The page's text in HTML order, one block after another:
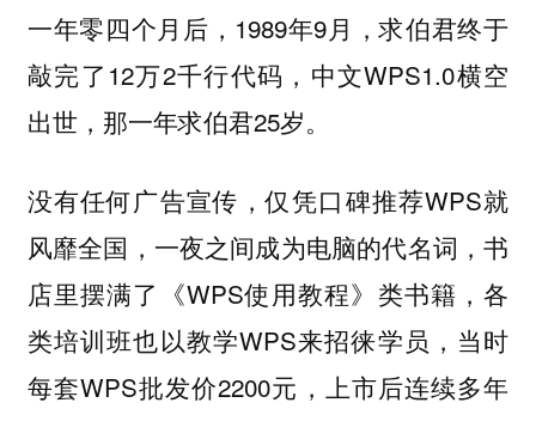
一年零四个月后，1989年9月，求伯君终于
敲完了12万2千行代码，中文WPS1.0横空
出世，那一年求伯君25岁。
没有任何广告宣传，仅凭口碑推荐WPS就
风靡全国，一夜之间成为电脑的代名词，书
店里摆满了《WPS使用教程》类书籍，各
类培训班也以教学WPS来招徕学员，当时
每套WPS批发价2200元，上市后连续多年